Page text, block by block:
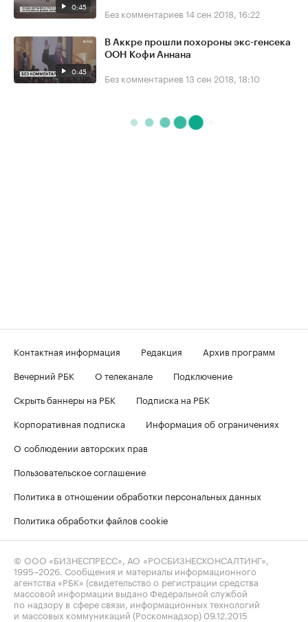
0:45 Без комментариев 14 сен 2018, 16:22
0:45
В Аккре прошли похороны экс-генсека
ООН Кофи Аннана
Без комментариев 13 сен 2018, 18:10
Контактная информация Редакция
Архив программ
Вечерний РБК
О телеканале
Подключение
Скрыть баннеры на РБК
Подписка на РБК
Корпоративная подписка
Информация об ограничениях
О соблюдении авторских прав
Пользовательское соглашение
Политика в отношении обработки персональных данных
Политика обработки файлов cookie
© ООО «БИЗНЕСПРЕСС», АО «РОСБИЗНЕСКОНСАЛТИНГ»,
1995–2026 . Сообщения и материалы информационного
агентства «РБК» (свидетельство о регистрации средства
массовой информации выдано Федеральной службой
по надзору в сфере связи, информационных технологий
и массовых коммуникаций (Роскомнадзор) 09.12.2015